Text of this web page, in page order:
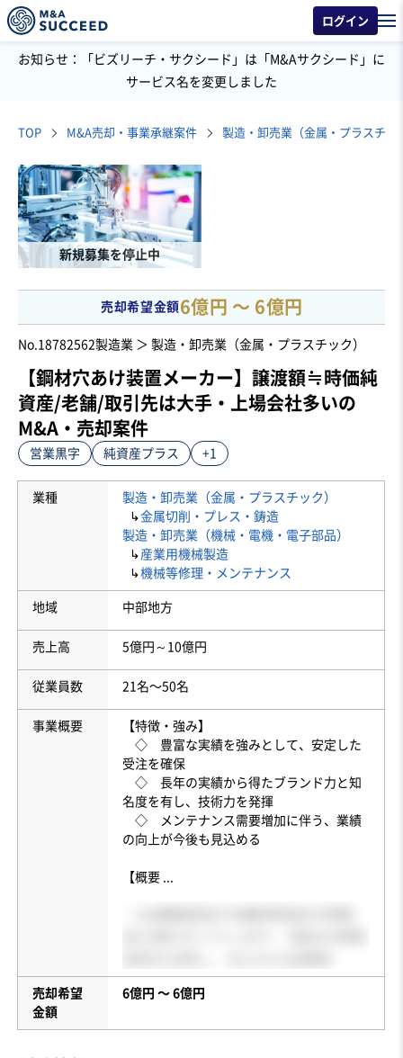
ログイン
お知らせ：「ビズリーチ・サクシード」は「M&Aサクシード」に
サービス名を変更しました
TOP M&A売却・事業承継案件 製造・卸売業（金属・プラスチッ
新規募集を停止中
売却希望金額6億円 〜 6億円
No.18782562製造業 ＞ 製造・卸売業（金属・プラスチック）
【鋼材穴あけ装置メーカー】譲渡額≒時価純
資産/老舗/取引先は大手・上場会社多いの
M&A・売却案件
営業黒字 純資産プラス +1
業種
製造・卸売業（金属・プラスチック）
↳金属切削・プレス・鋳造
製造・卸売業（機械・電機・電子部品）
↳ 産業用機械製造
↳機械等修理・メンテナンス
地域 中部地方
売上高 5億円～10億円
従業員数 21名〜50名
事業概要
【特徴・強み】
◇ 豊富な実績を強みとして、安定した
受注を確保
◇ 長年の実績から得たブランド力と知
名度を有し、技術力を発揮
◇ メンテナンス需要増加に伴う、業績
の向上が今後も見込める
【概要
売却希望
金額
6億円 〜 6億円